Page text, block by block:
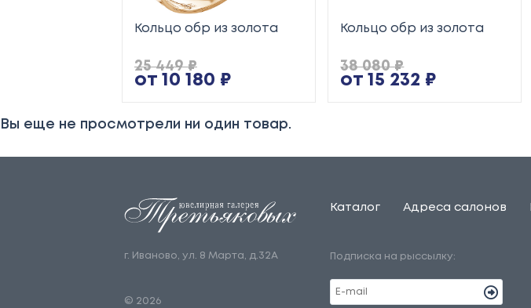
Кольцо обр из золота
от 10 180 ₽
25 449 ₽
Кольцо обр из золота
от 15 232 ₽
38 080 ₽
Вы еще не просмотрели ни один товар.
г. Иваново, ул. 8 Марта, д.32А
© 2026
Каталог Адреса салонов
Подписка на рыссылку: